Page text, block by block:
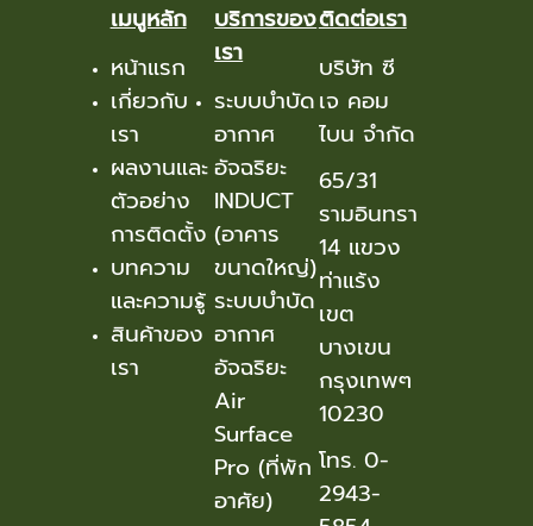
เมนูหลัก
หน้าแรก
เกี่ยวกับ
เรา
ผลงานและ
ตัวอย่าง
การติดตั้ง
บทความ
และความรู้
สินค้าของ
เรา
บริการของ
เรา
ระบบบำบัด
อากาศ
อัจฉริยะ
INDUCT
(อาคาร
ขนาดใหญ่)
ระบบบำบัด
อากาศ
อัจฉริยะ
Air
Surface
Pro (ที่พัก
อาศัย)
ติดต่อเรา
บริษัท ซี
เจ คอม
ไบน จำกัด
65/31
รามอินทรา
14 แขวง
ท่าแร้ง
เขต
บางเขน
กรุงเทพๆ
10230
โทร. 0-
2943-